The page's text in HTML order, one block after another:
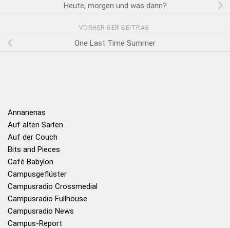
Heute, morgen und was dann?
VORHERIGER BEITRAG
One Last Time Summer
Annanenas
Auf alten Saiten
Auf der Couch
Bits and Pieces
Café Babylon
Campusgeflüster
Campusradio Crossmedial
Campusradio Fullhouse
Campusradio News
Campus-Report